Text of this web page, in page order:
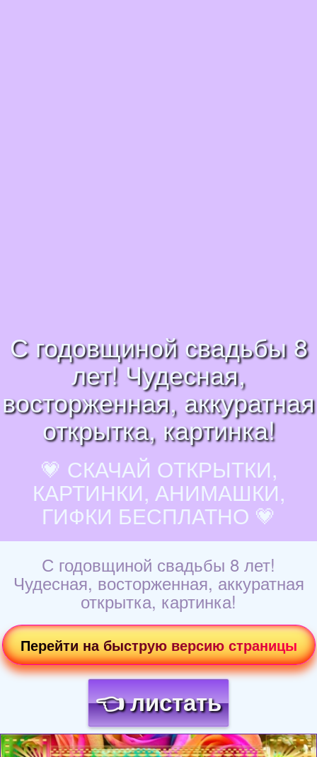
С годовщиной свадьбы 8
лет! Чудесная,
восторженная, аккуратная
открытка, картинка!
💗 СКАЧАЙ ОТКРЫТКИ,
КАРТИНКИ, АНИМАШКИ,
ГИФКИ БЕСПЛАТНО 💗
С годовщиной свадьбы 8 лет!
Чудесная, восторженная, аккуратная
открытка, картинка!
Перейти на быструю версию страницы
👈 листать
Загрузка картинки...